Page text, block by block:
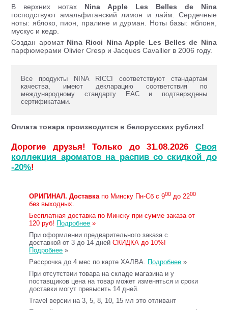
В верхних нотах Nina Apple Les Belles de Nina
господствуют амальфитанский лимон и лайм. Сердечные
ноты: яблоко, пион, пралине и дурман. Ноты базы: яблоня,
мускус и кедр.
Создан аромат Nina Ricci Nina Apple Les Belles de Nina
парфюмерами Olivier Cresp и Jacques Cavallier в 2006 году.
Все продукты NINA RICCI соответствуют стандартам
качества, имеют декларацию соответствия по
международному стандарту ЕАС и подтверждены
сертификатами.
Оплата товара производится в белорусских рублях!
Дорогие друзья! Только до 31.08.2026 Своя
коллекция ароматов на распив со скидкой до
-20%!
ОРИГИНАЛ. Доставкапо Минску Пн-Сб с 900 до 2200
без выходных.
Бесплатная доставка по Минску при сумме заказа от
120 руб! Подробнее »
При оформлении предварительного заказа с
доставкой от 3 до 14 днейСКИДКА до 10%!
Подробнее »
Рассрочка до 4 мес по карте ХАЛВА. Подробнее »
При отсутствии товара на складе магазина и у
поставщиков цена на товар может изменяться и сроки
доставки могут превысить 14 дней.
Travel версии на 3, 5, 8, 10, 15 мл это отливант